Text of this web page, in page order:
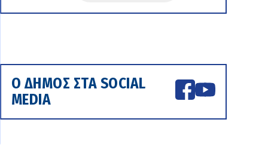
Ο ΔΗΜΟΣ ΣΤΑ SOCIAL
MEDIA